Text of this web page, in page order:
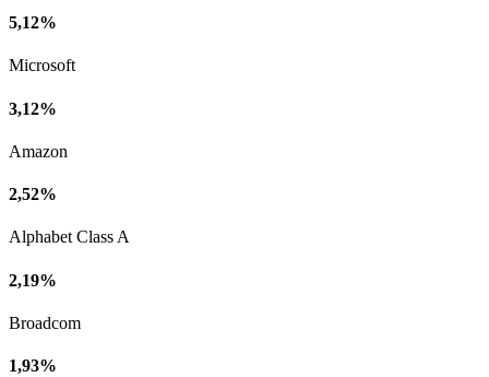
5,12%
Microsoft
3,12%
Amazon
2,52%
Alphabet Class A
2,19%
Broadcom
1,93%